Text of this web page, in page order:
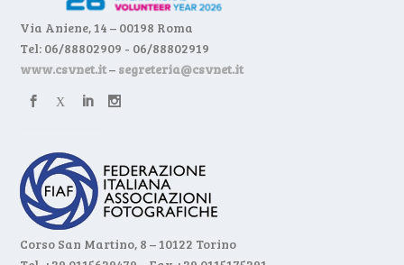
Via Aniene, 14 – 00198 Roma
Tel: 06/88802909 - 06/88802919
www.csvnet.it– segreteria@csvnet.it
Corso San Martino, 8 – 10122 Torino